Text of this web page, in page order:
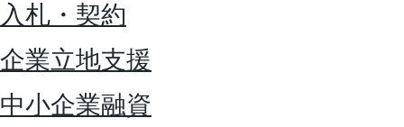
入札・契約
企業立地支援
中小企業融資